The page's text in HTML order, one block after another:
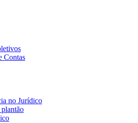
Contas
no Jurídico